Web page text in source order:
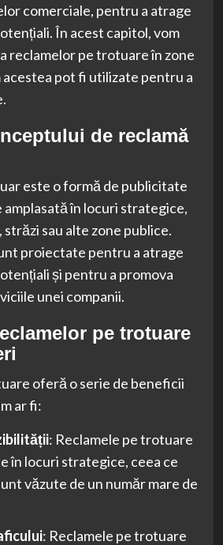
comerciale, pentru a atrage
În acest capitol, vom
reclamelor pe trotuare în zone
acestea pot fi utilizate pentru a
de reclamă
este o formă de publicitate
în locuri strategice,
sau alte zone publice.
proiectate pentru a atrage
și pentru a promova
unei companii.
pe trotuare
oferă o serie de beneficii
ar fi:
: Reclamele pe trotuare
în locuri strategice, ceea ce
văzute de un număr mare de
: Reclamele pe trotuare